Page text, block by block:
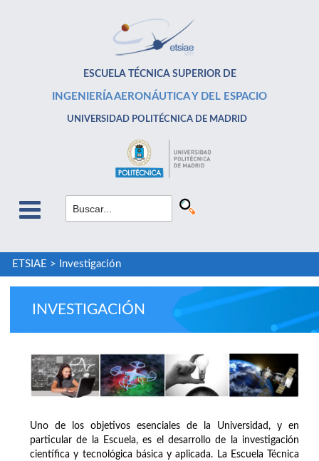
ESCUELA TÉCNICA SUPERIOR DE
INGENIERÍA AERONÁUTICA Y DEL ESPACIO
UNIVERSIDAD POLITÉCNICA DE MADRID
ETSIAE > Investigación
INVESTIGACIÓN
Uno de los objetivos esenciales de la Universidad, y en
particular de la Escuela, es el desarrollo de la investigación
científica y tecnológica básica y aplicada. La Escuela Técnica